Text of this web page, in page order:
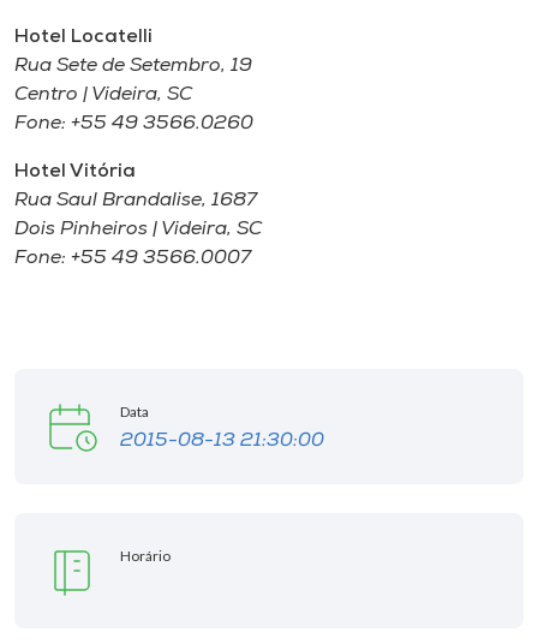
Hotel Locatelli
Rua Sete de Setembro, 19
Centro | Videira, SC
Fone: +55 49 3566.0260
Hotel Vitória
Rua Saul Brandalise, 1687
Dois Pinheiros | Videira, SC
Fone: +55 49 3566.0007
Data
2015-08-13 21:30:00
Horário